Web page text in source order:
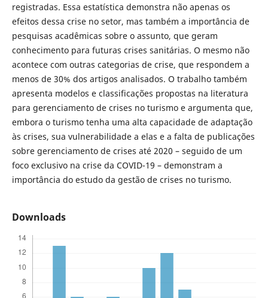
registradas. Essa estatística demonstra não apenas os
efeitos dessa crise no setor, mas também a importância de
pesquisas acadêmicas sobre o assunto, que geram
conhecimento para futuras crises sanitárias. O mesmo não
acontece com outras categorias de crise, que respondem a
menos de 30% dos artigos analisados. O trabalho também
apresenta modelos e classificações propostas na literatura
para gerenciamento de crises no turismo e argumenta que,
embora o turismo tenha uma alta capacidade de adaptação
às crises, sua vulnerabilidade a elas e a falta de publicações
sobre gerenciamento de crises até 2020 – seguido de um
foco exclusivo na crise da COVID-19 – demonstram a
importância do estudo da gestão de crises no turismo.
Downloads